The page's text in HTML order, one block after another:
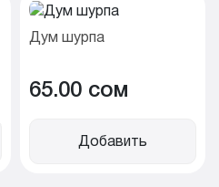
Дум шурпа
65.00 cом
Добавить